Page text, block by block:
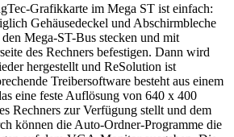
Grafikkarte im Mega ST ist einfach:
Gehäusedeckel und Abschirmbleche
Mega-ST-Bus stecken und mit
des Rechners befestigen. Dann wird
hergestellt und ReSolution ist
Treibersoftware besteht aus einem
eine feste Auflösung von 640 x 400
Rechners zur Verfügung stellt und dem
können die Auto-Ordner-Programme die